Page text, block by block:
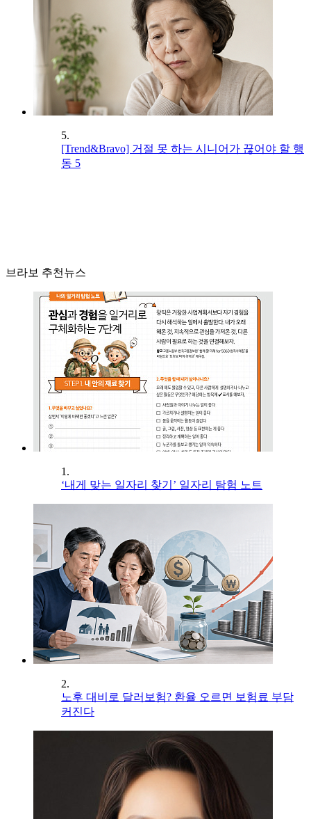
5.
[Trend&Bravo] 거절 못 하는 시니어가 끊어야 할 행
동 5
브라보 추천뉴스
1.
‘내게 맞는 일자리 찾기’ 일자리 탐험 노트
2.
노후 대비로 달러보험? 환율 오르면 보험료 부담
커진다